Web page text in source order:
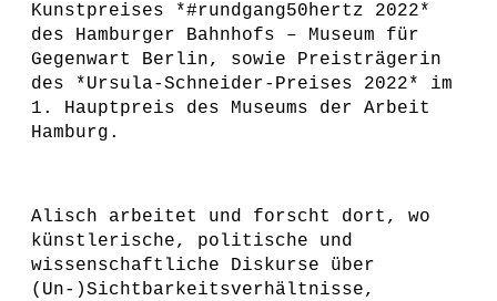
Kunstpreises *#rundgang50hertz 2022*
des Hamburger Bahnhofs – Museum für
Gegenwart Berlin, sowie Preisträgerin
des *Ursula-Schneider-Preises 2022* im
1. Hauptpreis des Museums der Arbeit
Hamburg.
Alisch arbeitet und forscht dort, wo
künstlerische, politische und
wissenschaftliche Diskurse über
(Un-)Sichtbarkeitsverhältnisse,